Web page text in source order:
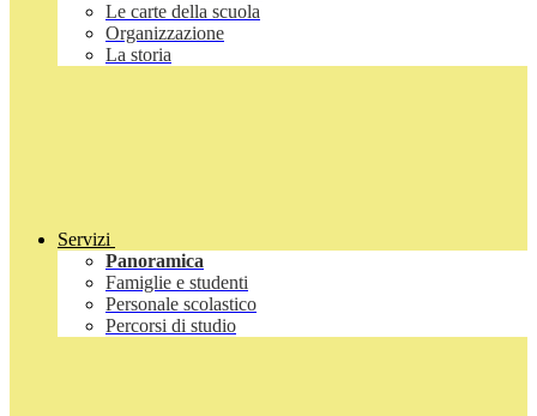
Le carte della scuola
Organizzazione
La storia
Servizi
Panoramica
Famiglie e studenti
Personale scolastico
Percorsi di studio